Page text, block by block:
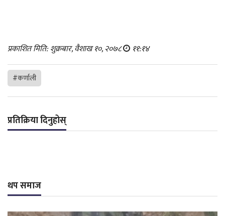
प्रकाशित मिति: शुक्रबार, वैशाख १०, २०७८ ११:१४
#कर्णाली
प्रतिक्रिया दिनुहोस्
थप समाज